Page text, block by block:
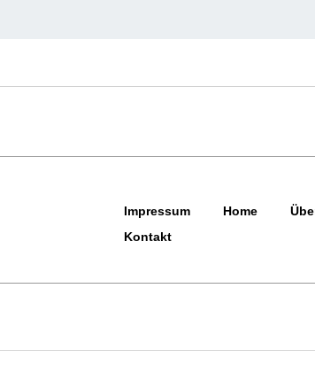
Impressum Home
Kontakt